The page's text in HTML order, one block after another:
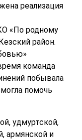
реализация
«По родному
район.
команда
побывала
помочь
удмуртской,
армянской и